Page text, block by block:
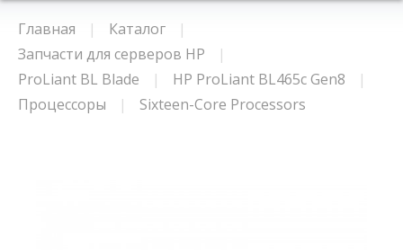
Главная
Каталог
Запчасти для серверов HP
ProLiant BL Blade
HP ProLiant BL465c Gen8
Процессоры
Sixteen-Core Processors